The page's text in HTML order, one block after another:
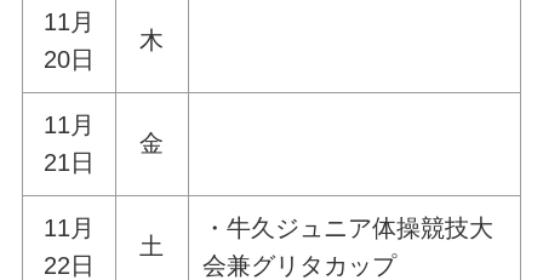
11月
20日
木
11月
21日
金
11月
22日
土
・牛久ジュニア体操競技大
会兼グリタカップ